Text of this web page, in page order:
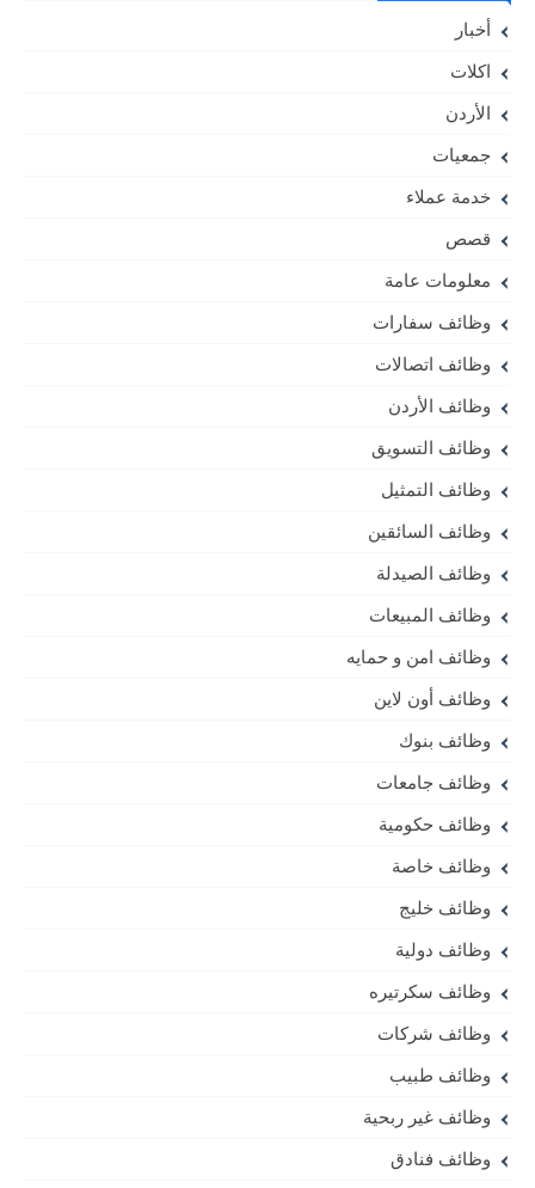
أخبار
اكلات
الأردن
جمعيات
خدمة عملاء
قصص
معلومات عامة
وظائف سفارات
وظائف اتصالات
وظائف الأردن
وظائف التسويق
وظائف التمثيل
وظائف السائقين
وظائف الصيدلة
وظائف المبيعات
وظائف امن و حمايه
وظائف أون لاين
وظائف بنوك
وظائف جامعات
وظائف حكومية
وظائف خاصة
وظائف خليج
وظائف دولية
وظائف سكرتيره
وظائف شركات
وظائف طبيب
وظائف غير ربحية
وظائف فنادق